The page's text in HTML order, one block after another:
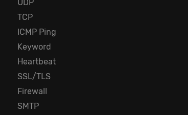
UDP
TCP
ICMP Ping
Keyword
Heartbeat
SSL/TLS
Firewall
SMTP